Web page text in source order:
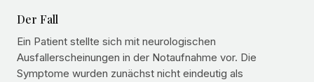
Der Fall
Ein Patient stellte sich mit neurologischen
Ausfallerscheinungen in der Notaufnahme vor. Die
Symptome wurden zunächst nicht eindeutig als